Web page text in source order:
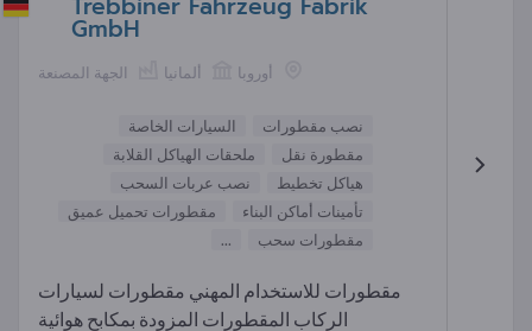
Trebbiner Fahrzeug Fabrik
GmbH
الجهة المصنعة ألمانيا أوروبا
نصب مقطورات
السيارات الخاصة
مقطورة نقل
ملحقات الهياكل القلابة
هياكل تخطيط
نصب عربات السحب
تأمينات أماكن البناء
مقطورات تحميل عميق
مقطورات سحب
...
مقطورات للاستخدام المهني مقطورات لسيارات
الركاب المقطورات المزودة بمكابح هوائية